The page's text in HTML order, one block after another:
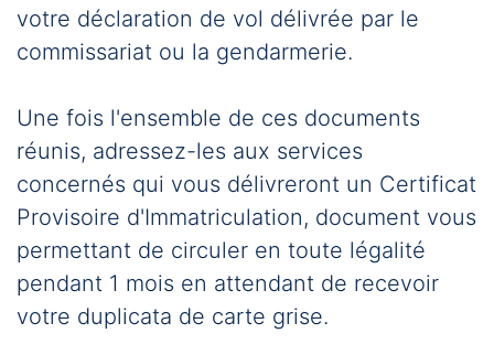
votre déclaration de vol délivrée par le
commissariat ou la gendarmerie.
Une fois l'ensemble de ces documents
réunis, adressez-les aux services
concernés qui vous délivreront un Certificat
Provisoire d'Immatriculation, document vous
permettant de circuler en toute légalité
pendant 1 mois en attendant de recevoir
votre duplicata de carte grise.